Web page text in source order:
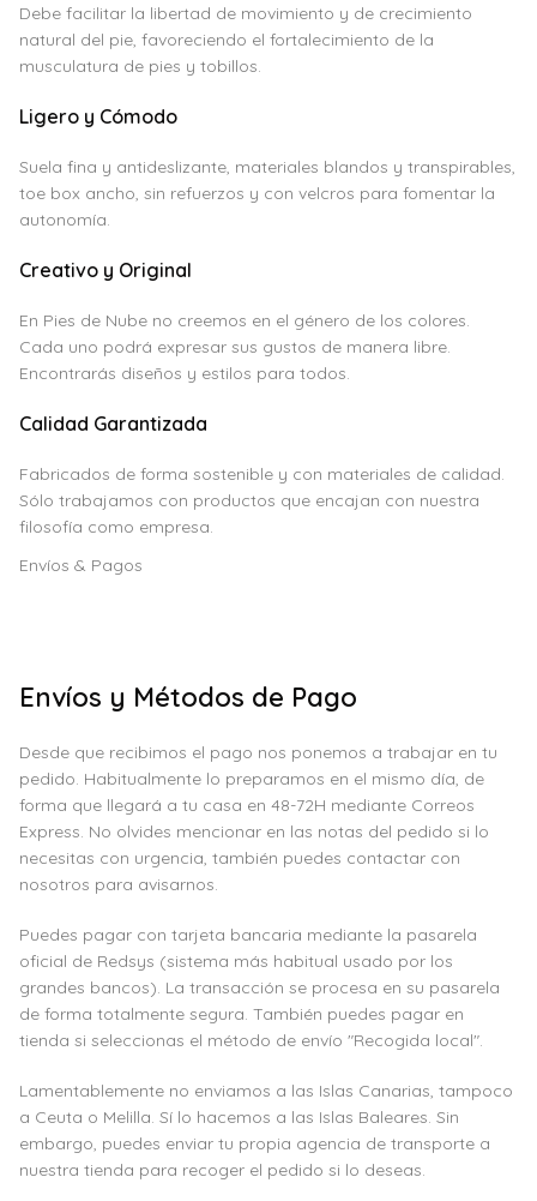
Debe facilitar la libertad de movimiento y de crecimiento
natural del pie, favoreciendo el fortalecimiento de la
musculatura de pies y tobillos.
Ligero y Cómodo
Suela fina y antideslizante, materiales blandos y transpirables,
toe box ancho, sin refuerzos y con velcros para fomentar la
autonomía.
Creativo y Original
En Pies de Nube no creemos en el género de los colores.
Cada uno podrá expresar sus gustos de manera libre.
Encontrarás diseños y estilos para todos.
Calidad Garantizada
Fabricados de forma sostenible y con materiales de calidad.
Sólo trabajamos con productos que encajan con nuestra
filosofía como empresa.
Envíos & Pagos
Envíos y Métodos de Pago
Desde que recibimos el pago nos ponemos a trabajar en tu
pedido. Habitualmente lo preparamos en el mismo día, de
forma que llegará a tu casa en 48-72H mediante Correos
Express. No olvides mencionar en las notas del pedido si lo
necesitas con urgencia, también puedes contactar con
nosotros para avisarnos.
Puedes pagar con tarjeta bancaria mediante la pasarela
oficial de Redsys (sistema más habitual usado por los
grandes bancos). La transacción se procesa en su pasarela
de forma totalmente segura. También puedes pagar en
tienda si seleccionas el método de envío "Recogida local".
Lamentablemente no enviamos a las Islas Canarias, tampoco
a Ceuta o Melilla. Sí lo hacemos a las Islas Baleares. Sin
embargo, puedes enviar tu propia agencia de transporte a
nuestra tienda para recoger el pedido si lo deseas.